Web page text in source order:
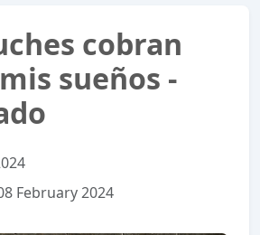
cobran
sueños -
February 2024